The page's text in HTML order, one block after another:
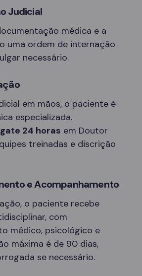
Judicial
médica e a
uma ordem de internação
necessário.
em mãos, o paciente é
especializada.
24 horas em Doutor
treinadas e discrição
e Acompanhamento
o paciente recebe
com
médico, psicológico e
máxima é de 90 dias,
se necessário.